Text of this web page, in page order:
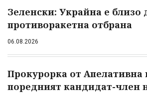
Зеленски: Украйна е близо
противоракетна отбрана
06.08.2026
Прокурорка от Апелативна
поредният кандидат-член